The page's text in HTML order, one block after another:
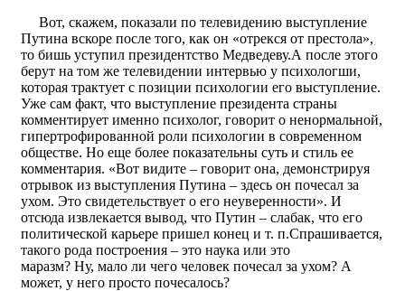
Вот, скажем, показали по телевидению выступление
Путина вскоре после того, как он «отрекся от престола»,
то бишь уступил президентство Медведеву.А после этого
берут на том же телевидении интервью у психологши,
которая трактует с позиции психологии его выступление.
Уже сам факт, что выступление президента страны
комментирует именно психолог, говорит о ненормальной,
гипертрофированной роли психологии в современном
обществе. Но еще более показательны суть и стиль ее
комментария. «Вот видите – говорит она, демонстрируя
отрывок из выступления Путина – здесь он почесал за
ухом. Это свидетельствует о его неуверенности». И
отсюда извлекается вывод, что Путин – слабак, что его
политической карьере пришел конец и т. п.Спрашивается,
такого рода построения – это наука или это
маразм? Ну, мало ли чего человек почесал за ухом? А
может, у него просто почесалось?